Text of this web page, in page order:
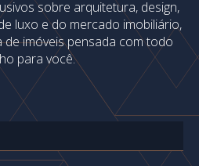
sobre arquitetura, design,
luxo e do mercado imobiliário,
de imóveis pensada com todo
para você.